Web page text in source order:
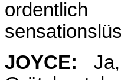
JOYCE: